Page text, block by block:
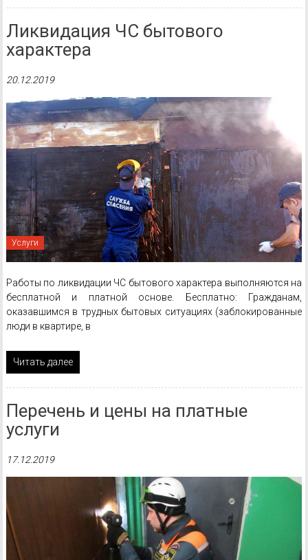
Ликвидация ЧС бытового
характера
20.12.2019
Услуги
Работы по ликвидации ЧС бытового характера выполняются на
бесплатной и платной основе. Бесплатно: Гражданам,
оказавшимся в трудных бытовых ситуациях (заблокированные
люди в квартире, в
Читать далее
Перечень и цены на платные
услуги
17.12.2019